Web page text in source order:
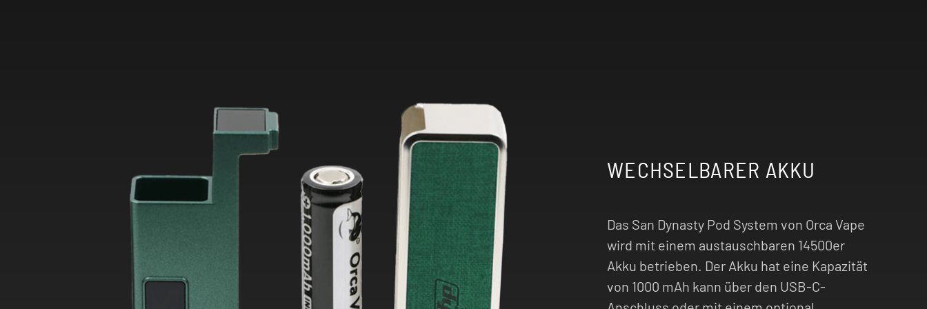
Worauf wartest du noch? Sicher dir jetzt dein San Dynasty Pod
WECHSELBARER AKKU
Das San Dynasty Pod System von Orca Vape
wird mit einem austauschbaren 14500er
Akku betrieben. Der Akku hat eine Kapazität
von 1000 mAh kann über den USB-C-